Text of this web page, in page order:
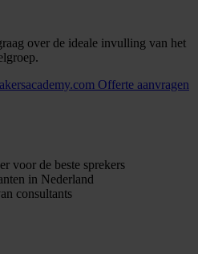
over de ideale invulling van het
Offerte aanvragen
voor de beste sprekers
in Nederland
consultants